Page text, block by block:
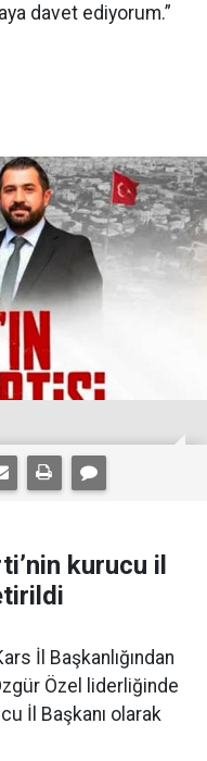
davet ediyorum.”
kurucu il
İl Başkanlığından
Özel liderliğinde
İl Başkanı olarak